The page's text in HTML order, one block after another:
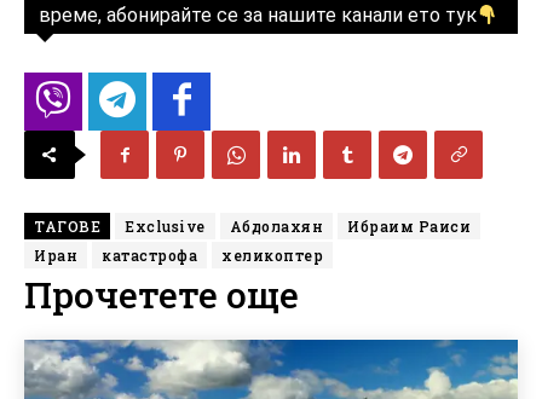
време, абонирайте се за нашите канали ето тук
ТАГОВЕ Exclusive Абдолахян
Ибраим Раиси
Иран
катастрофа хеликоптер
Прочетете още